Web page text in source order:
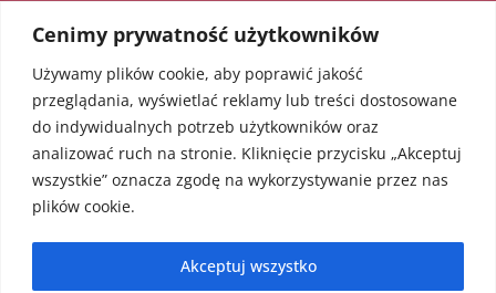
Cenimy prywatność użytkowników
Używamy plików cookie, aby poprawić jakość
przeglądania, wyświetlać reklamy lub treści dostosowane
do indywidualnych potrzeb użytkowników oraz
analizować ruch na stronie. Kliknięcie przycisku „Akceptuj
wszystkie” oznacza zgodę na wykorzystywanie przez nas
plików cookie.
Akceptuj wszystko

Administratorem danych osobowych jest:
Katarzyna Sadowska – Karolczak prowadzący
działalność gospodarczą pod firmą EcoAngel
Katarzyna Sadowska – Karolczak pod adresem
os. Bolesława Chrobrego 36/18, 60-681
Poznań. NIP: 5451623303 REGON: 052241855